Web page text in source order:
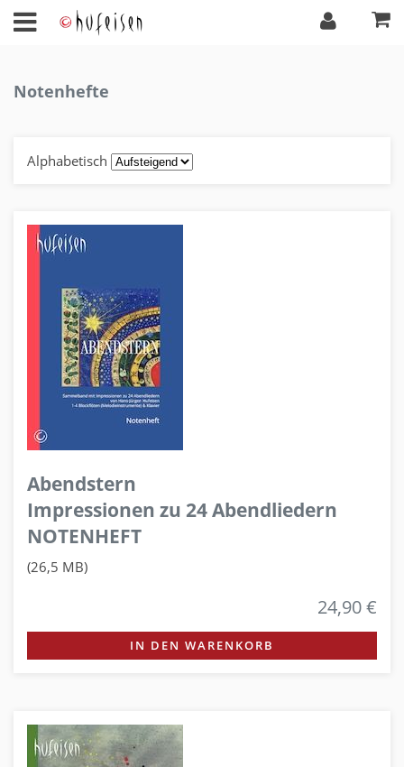
Notenhefte
Alphabetisch
Abendstern
Impressionen zu 24 Abendliedern
NOTENHEFT
(26,5 MB)
24,90 €
IN DEN WARENKORB